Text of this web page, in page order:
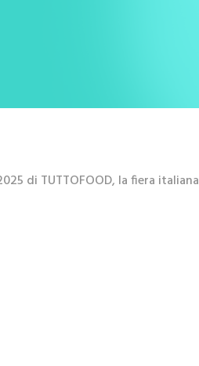
di TUTTOFOOD, la fiera italiana